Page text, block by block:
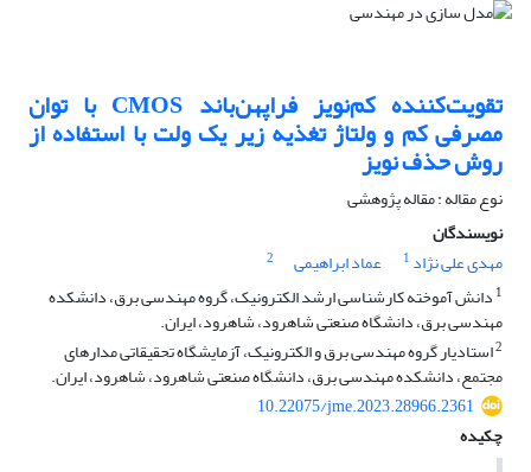
تقویت‌کننده کم‌نویز فراپهن‌باند CMOS با توان
مصرفی کم و ولتاژ تغذیه زیر یک ولت با استفاده از
روش حذف نویز
نوع مقاله : مقاله پژوهشی
نویسندگان
مهدی علی نژاد 1 عماد ابراهیمی
2
1 دانش آموخته کارشناسی ارشد الکترونیک، گروه مهندسی برق، دانشکده
مهندسی برق، دانشگاه صنعتی شاهرود، شاهرود، ایران.
2استادیار گروه مهندسی برق و الکترونیک، آزمایشگاه تحقیقاتی مدارهای
مجتمع، دانشکده مهندسی برق، دانشگاه صنعتی شاهرود، شاهرود، ایران.
10.22075/jme.2023.28966.2361
چکیده